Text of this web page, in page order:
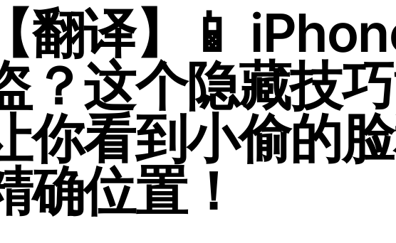
【翻译】📱
？这个隐藏技
你看到小偷的
确位置！